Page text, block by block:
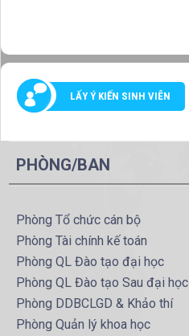
LẤY Ý KIẾN SINH VIÊN
PHÒNG/BAN
Phòng Tổ chức cán bộ
Phòng Tài chính kế toán
Phòng QL Đào tạo đại học
Phòng QL Đào tạo Sau đại học
Phòng DDBCLGD & Khảo thí
Phòng Quản lý khoa học